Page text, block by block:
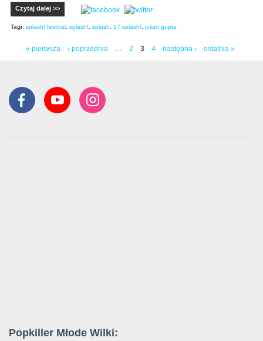
Czytaj dalej >>
Tagi: splash! festival splash! splash 17 splash! julian gupta
Strony
« pierwsza ‹ poprzednia 2 3 4 następna › ostatnia »
Popkiller Młode Wilki: